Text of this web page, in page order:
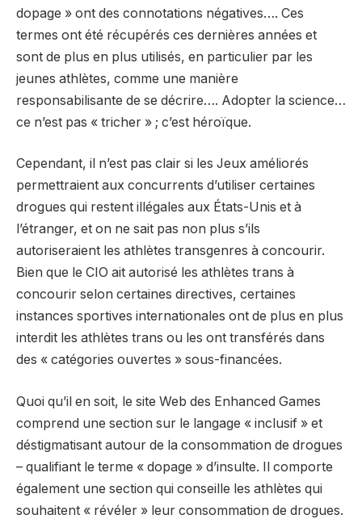
dopage » ont des connotations négatives…. Ces
termes ont été récupérés ces dernières années et
sont de plus en plus utilisés, en particulier par les
jeunes athlètes, comme une manière
responsabilisante de se décrire…. Adopter la science…
ce n’est pas « tricher » ; c’est héroïque.
Cependant, il n’est pas clair si les Jeux améliorés
permettraient aux concurrents d’utiliser certaines
drogues qui restent illégales aux États-Unis et à
l’étranger, et on ne sait pas non plus s’ils
autoriseraient les athlètes transgenres à concourir.
Bien que le CIO ait autorisé les athlètes trans à
concourir selon certaines directives, certaines
instances sportives internationales ont de plus en plus
interdit les athlètes trans ou les ont transférés dans
des « catégories ouvertes » sous-financées.
Quoi qu’il en soit, le site Web des Enhanced Games
comprend une section sur le langage « inclusif » et
déstigmatisant autour de la consommation de drogues
– qualifiant le terme « dopage » d’insulte. Il comporte
également une section qui conseille les athlètes qui
souhaitent « révéler » leur consommation de drogues.